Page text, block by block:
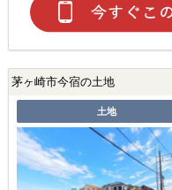
茅ヶ崎市今宿の土地
土地